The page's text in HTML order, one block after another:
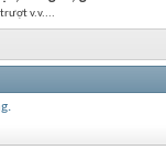
v.v....